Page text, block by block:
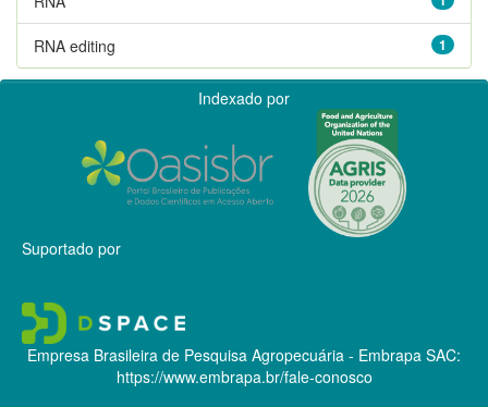
1
RNA editing
Indexado por
Suportado por
Empresa Brasileira de Pesquisa Agropecuária - Embrapa SAC:
https://www.embrapa.br/fale-conosco